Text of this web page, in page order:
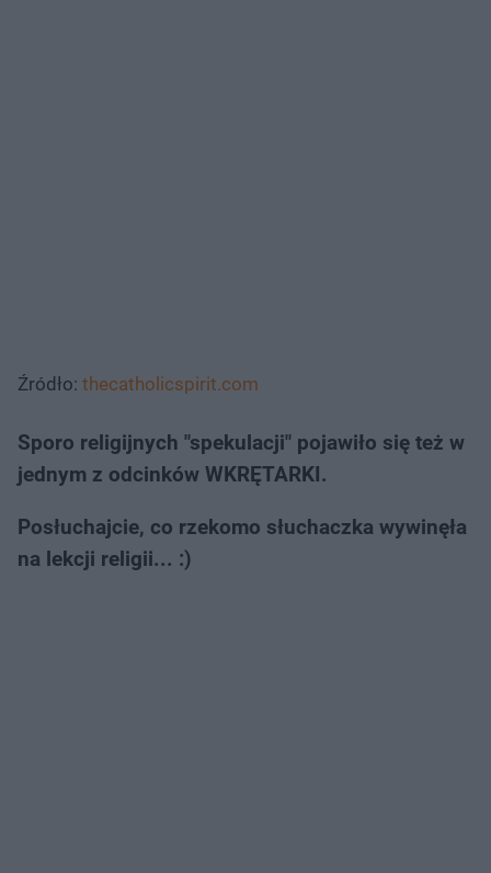
Źródło: thecatholicspirit.com
Sporo religijnych "spekulacji" pojawiło się też w
jednym z odcinków WKRĘTARKI.
Posłuchajcie, co rzekomo słuchaczka wywinęła
na lekcji religii... :)